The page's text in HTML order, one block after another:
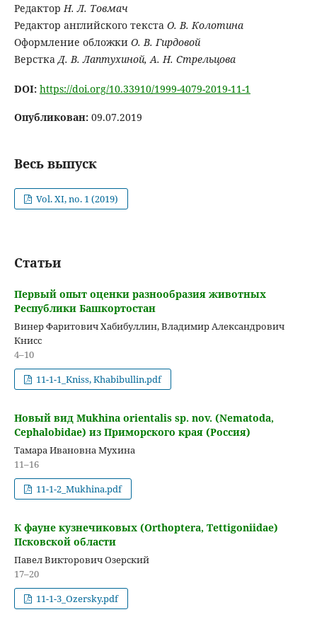
РедакторН. Л. Товмач
Редактор английского текста О. В. Колотина
Оформление обложки О. В. Гирдовой
ВерсткаД. В. Лаптухиной, А. Н. Стрельцова
DOI: https://doi.org/10.33910/1999-4079-2019-11-1
Опубликован: 09.07.2019
Весь выпуск
Vol. XI, no. 1 (2019)
Статьи
Первый опыт оценки разнообразия животных
Республики Башкортостан
Винер Фаритович Хабибуллин, Владимир Александрович
Книсс
4–10
11-1-1_Kniss, Khabibullin.pdf
Новый вид Mukhina orientalis sp. nov. (Nematoda,
Cephalobidae) из Приморского края (Россия)
Тамара Ивановна Мухина
11–16
11-1-2_Mukhina.pdf
К фауне кузнечиковых (Orthoptera, Tettigoniidae)
Псковской области
Павел Викторович Озерский
17–20
11-1-3_Ozersky.pdf